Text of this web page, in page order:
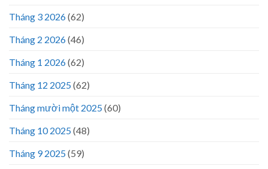
Tháng 3 2026(62)
Tháng 2 2026(46)
Tháng 1 2026(62)
Tháng 12 2025(62)
Tháng mười một 2025(60)
Tháng 10 2025(48)
Tháng 9 2025(59)